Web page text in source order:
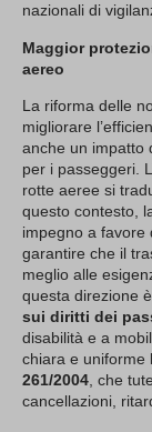
nazionali di
Maggior
aereo
La riforma delle
migliorare
anche un impatto
per i passeggeri.
rotte aeree si
questo contesto,
impegno a favore
garantire che il
meglio alle
questa direzione
sui diritti dei
disabilità e a
chiara e uniforme
261/2004 , che
cancellazioni,